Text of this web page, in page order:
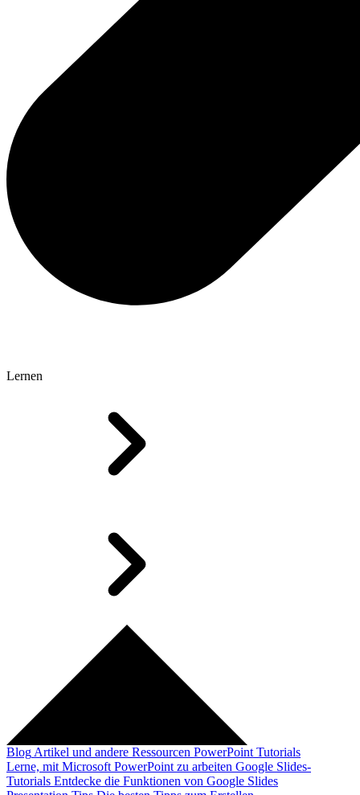
Lernen
Blog Artikel und andere Ressourcen PowerPoint Tutorials
Lerne, mit Microsoft PowerPoint zu arbeiten Google Slides-
Tutorials Entdecke die Funktionen von Google Slides